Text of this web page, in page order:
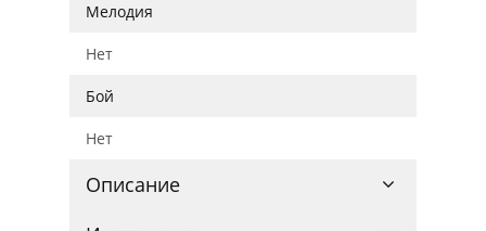
Мелодия
Нет
Бой
Нет
Описание